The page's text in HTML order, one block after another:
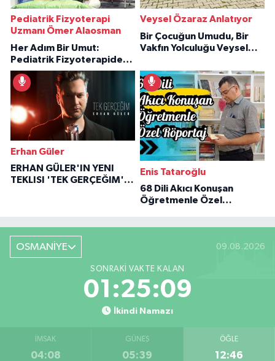
Pediatrik Fizyoterapi
Uzmanı Ömer Alaosman
Her Adım Bir Umut:
Pediatrik Fizyoterapiden
İlham Veren Hikâyeler
Veysel Özaraz Anlatıyor
Bir Çocuğun Umudu, Bir
Vakfın Yolculuğu Veysel
Erhan Güler
ERHAN GÜLER'IN YENI
TEKLISI 'TEK GERÇEĞIM'LE
Enis Tataroğlu
68 Dili Akıcı Konuşan
Öğretmenle Özel
OSMANİYE 09.08.2026
SONRAKI VAKTE KALAN
01:25:08
İkindi Namazı
İMSAK
04:08
GÜNEŞ
05:39
ÖĞLE
12:46